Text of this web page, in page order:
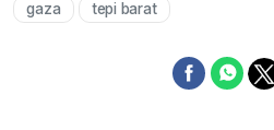
gaza tepi barat